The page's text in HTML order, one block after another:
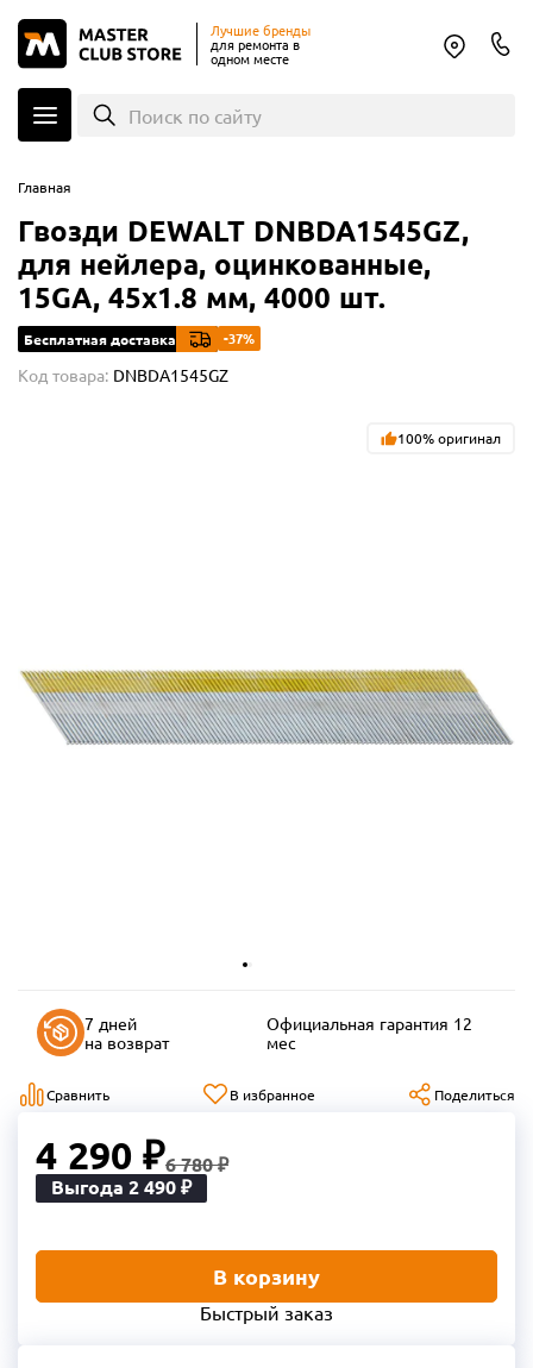
Лучшие бренды
для ремонта в
одном месте
Поиск по сайту
Главная
Гвозди DEWALT DNBDA1545GZ,
для нейлера, оцинкованные,
15GA, 45x1.8 мм, 4000 шт.
Бесплатная доставка -37%
Код товара: DNBDA1545GZ
100% оригинал
7 дней
на возврат
Официальная гарантия 12
мес
Сравнить В избранное Поделиться
4 290 ₽6 780 ₽
Выгода 2 490 ₽
В корзину
Быстрый заказ